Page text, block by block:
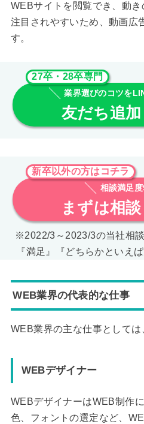
WEBサイトを閲覧でき、動
注目されやすいため、動画広
す。
27卒・28卒専門
業界選びのコツを
友だち追
新卒以外の方はコチラ
相談満足
まずは相
※2022/3～2023/3の当社相
『満足』『どちらかといえ
WEB業界の代表的な仕事
WEB業界の主な仕事としては
WEBデザイナー
WEBデザイナーはWEB制作
色、フォントの選定など、